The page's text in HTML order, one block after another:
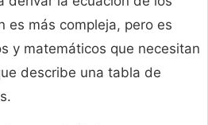
es más compleja, pero es
y matemáticos que necesitan
describe una tabla de